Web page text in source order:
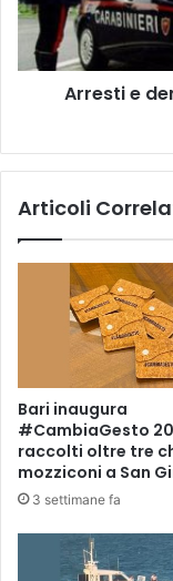
o
h
s
g
o
p
p
o
t
u
i
d
e
n
t
e
t
r
Arresti e
Articoli
Bari inaugura
#CambiaGesto
raccolti oltre tre
mozziconi a San
3 settimane fa